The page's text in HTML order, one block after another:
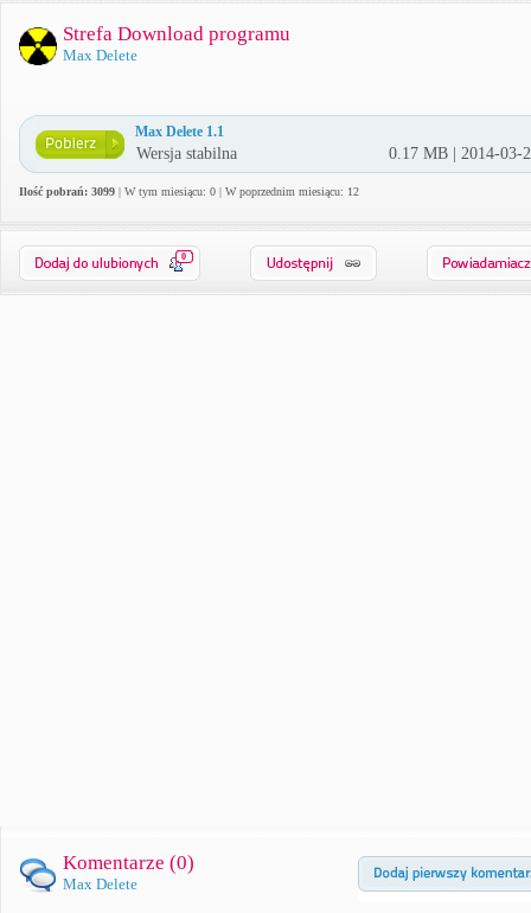
Strefa Download programu
Max Delete
Max Delete 1.1
Wersja stabilna 0.17 MB | 2014-03-
Ilość pobrań: 3099 | W tym miesiącu: 0 | W poprzednim miesiącu: 12
0
Komentarze (0)
Max Delete